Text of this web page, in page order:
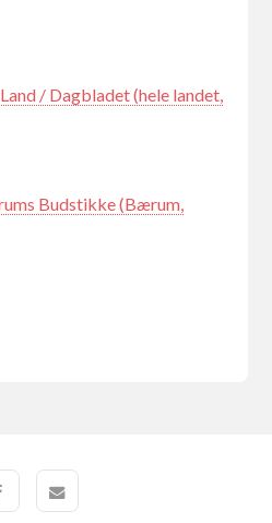
/ Dagbladet (hele landet,
Budstikke (Bærum,